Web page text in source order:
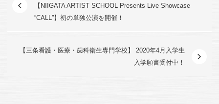
【NIIGATA ARTIST SCHOOL Presents Live Showcase
“CALL”】初の単独公演を開催！
【三条看護・医療・歯科衛生専門学校】 2020年4月入学生
入学願書受付中！